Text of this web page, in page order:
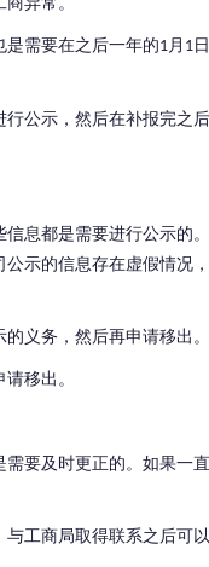
是需要在之后一年的1月 1 日
公示，然后在补报完之
息都是需要进行公示的。
公示的信息存在虚假情况
义务，然后再申请移出。
移出。
要及时更正的。 如果一
工商局取得联系之后可以